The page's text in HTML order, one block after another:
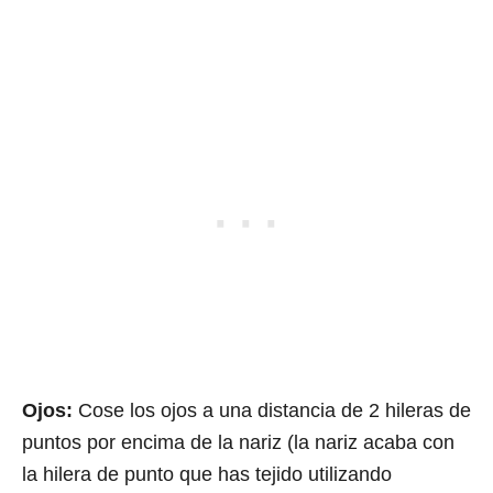
Ojos: Cose los ojos a una distancia de 2 hileras de
puntos por encima de la nariz (la nariz acaba con
la hilera de punto que has tejido utilizando